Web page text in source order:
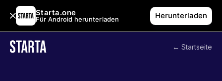
Starta.one
Für Android herunterladen Herunterladen
← Startseite